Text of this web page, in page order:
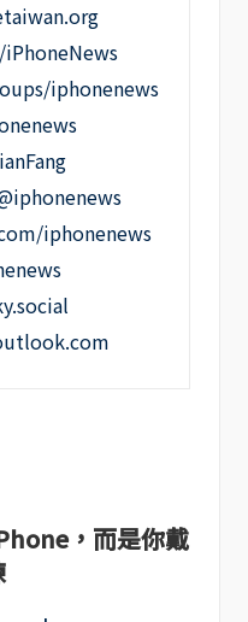
iphonenews
iphonenews
，而是你戴